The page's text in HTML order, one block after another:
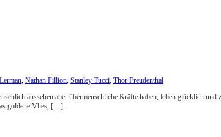
, Nathan Fillion, Stanley Tucci, Thor Freudenthal
aussehen aber übermenschliche Kräfte haben, leben glücklich
goldene Vlies, […]